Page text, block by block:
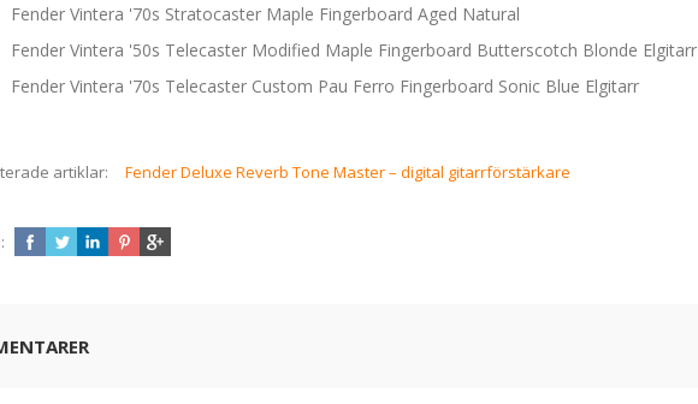
Fender Vintera '70s Stratocaster Maple Fingerboard Aged Natural
Fender Vintera '50s Telecaster Modified Maple Fingerboard Butterscotch Blonde Elgitarr
Fender Vintera '70s Telecaster Custom Pau Ferro Fingerboard Sonic Blue Elgitarr
artiklar: Fender Deluxe Reverb Tone Master – digital gitarrförstärkare